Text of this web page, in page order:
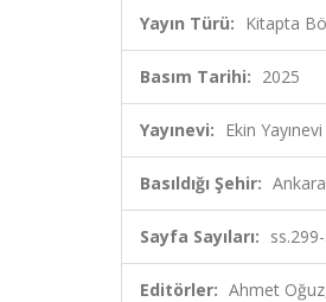
Yayın Türü: Kitapta
Basım Tarihi: 2025
Yayınevi: Ekin Yayınevi
Basıldığı Şehir: Ankara
Sayfa Sayıları:
Editörler: Ahmet